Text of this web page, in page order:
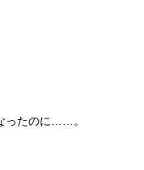
ったのに……。